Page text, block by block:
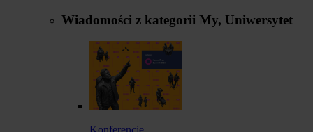
Wiadomości z kategorii My, Uniwersytet